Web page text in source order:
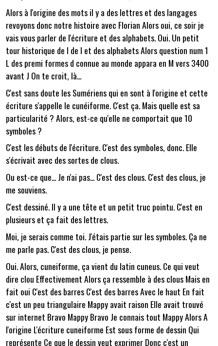
Alors à l'origine des mots il y a des lettres et des langages
revoyons donc notre histoire avec Florian Alors oui, ce soir je
vais vous parler de l'écriture et des alphabets. Oui. Un petit
tour historique de l de l et des alphabets Alors question num 1
L des premi formes d connue au monde appara en M vers 3400
avant J On te croit, là...
C'est sans doute les Sumériens qui en sont à l'origine et cette
écriture s'appelle le cunéiforme. C'est ça. Mais quelle est sa
particularité ? Alors, est-ce qu'elle ne comportait que 10
symboles ?
C'est les débuts de l'écriture. C'est des symboles, donc. Elle
s'écrivait avec des sortes de clous.
Ou est-ce que... Je n'ai pas... C'est des clous. C'est des clous, je
me souviens.
C'est dessiné. Il y a une tête et un petit truc pointu. C'est en
plusieurs et ça fait des lettres.
Moi, je serais comme toi. J'étais partie sur les symboles. Ça ne
me parle pas. C'est des clous, je pense.
Oui. Alors, cuneiforme, ça vient du latin cuneus. Ce qui veut
dire clou Effectivement Alors ça ressemble à des clous Mais en
fait oui C'est des barres C'est des barres Avec le haut En fait
c'est un peu triangulaire Mappy avait raison Elle avait trouvé
sur internet Bravo Mappy Bravo Je connais tout Mappy Alors A
l'origine L'écriture cuneiforme Est sous forme de dessin Qui
représente Ce que le dessin veut exprimer Donc c'est un